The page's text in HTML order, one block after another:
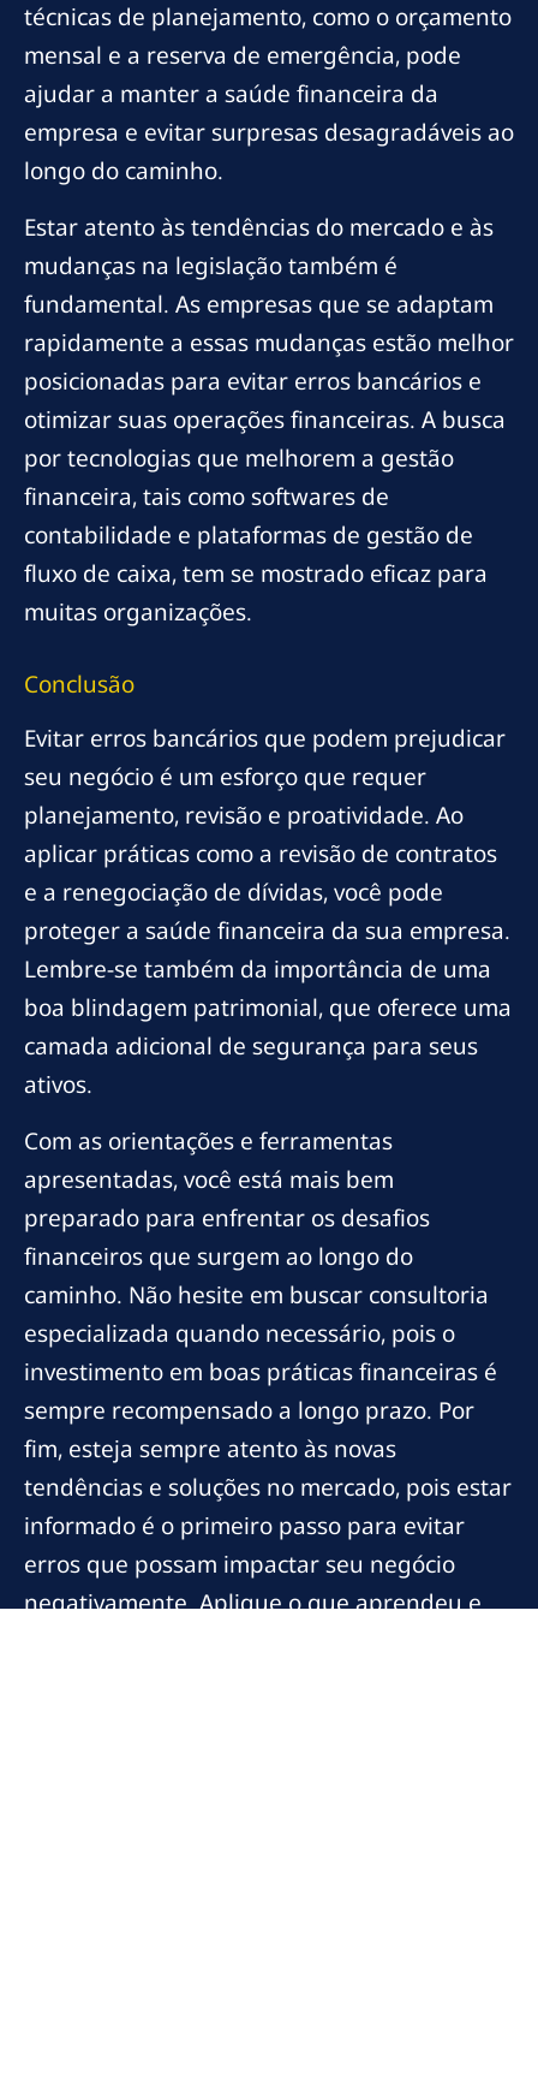
técnicas de planejamento, como o orçamento
mensal e a reserva de emergência, pode
ajudar a manter a saúde financeira da
empresa e evitar surpresas desagradáveis ao
longo do caminho.
Estar atento às tendências do mercado e às
mudanças na legislação também é
fundamental. As empresas que se adaptam
rapidamente a essas mudanças estão melhor
posicionadas para evitar erros bancários e
otimizar suas operações financeiras. A busca
por tecnologias que melhorem a gestão
financeira, tais como softwares de
contabilidade e plataformas de gestão de
fluxo de caixa, tem se mostrado eficaz para
muitas organizações.
Conclusão
Evitar erros bancários que podem prejudicar
seu negócio é um esforço que requer
planejamento, revisão e proatividade. Ao
aplicar práticas como a revisão de contratos
e a renegociação de dívidas, você pode
proteger a saúde financeira da sua empresa.
Lembre-se também da importância de uma
boa blindagem patrimonial, que oferece uma
camada adicional de segurança para seus
ativos.
Com as orientações e ferramentas
apresentadas, você está mais bem
preparado para enfrentar os desafios
financeiros que surgem ao longo do
caminho. Não hesite em buscar consultoria
especializada quando necessário, pois o
investimento em boas práticas financeiras é
sempre recompensado a longo prazo. Por
fim, esteja sempre atento às novas
tendências e soluções no mercado, pois estar
informado é o primeiro passo para evitar
erros que possam impactar seu negócio
negativamente. Aplique o que aprendeu e